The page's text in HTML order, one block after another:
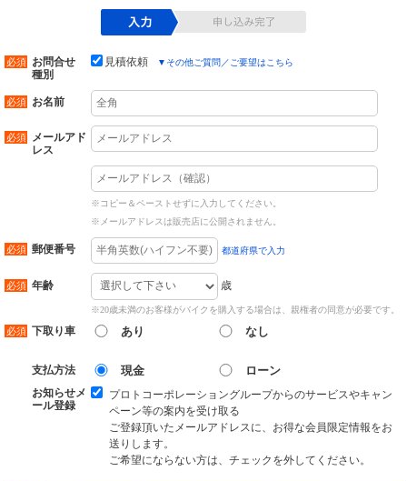
お問合せ
種別
見積依頼 ▼ その他ご質問／ご要望はこちら
お名前
メールアド
レス
※コピー＆ペーストせずに入力してください。
※メールアドレスは販売店に公開されません。
郵便番号 都道府県で入力
年齢 歳
※20歳未満のお客様がバイクを購入する場合は、親権者の同意が必要です。
下取り車 あり なし
支払方法 現金 ローン
お知らせメ
ール登録
プロトコーポレーショングループからのサービスやキャン
ペーン等の案内を受け取る
ご登録頂いたメールアドレスに、お得な会員限定情報をお
送りします。
ご希望にならない方は、チェックを外してください。